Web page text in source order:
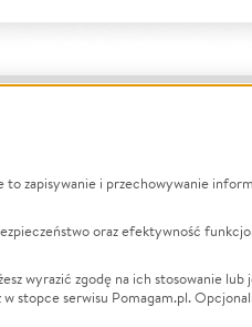
na
Zwierzęta
zapisywanie i przechowywanie
oraz efektywność
wyrazić zgodę na ich stosowanie lub
stopce serwisu Pomagam.pl.